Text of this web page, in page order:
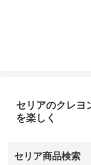
セリアのクレヨ
を楽しく
セリア商品検索